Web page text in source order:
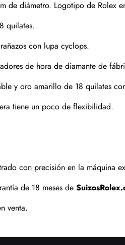
de diámetro. Logotipo de Rolex
quilates.
con lupa cyclops.
de hora de diamante de
y oro amarillo de 18 quilates
tiene un poco de flexibilidad.
con precisión en la máquina
de 18 meses de
venta.
enviar
Mensaje